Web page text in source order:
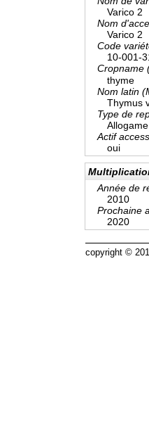
Varico 2
Nom
Varico 2
Code
10-001-
Cropname
thyme
Nom latin
Thymus
Type de
Allogame
Actif
oui
Année de
2010
Prochaine
2020
copyright ©